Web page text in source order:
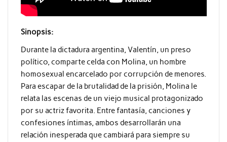
Sinopsis:
Durante la dictadura argentina, Valentín, un preso
político, comparte celda con Molina, un hombre
homosexual encarcelado por corrupción de menores.
Para escapar de la brutalidad de la prisión, Molina le
relata las escenas de un viejo musical protagonizado
por su actriz favorita. Entre fantasía, canciones y
confesiones íntimas, ambos desarrollarán una
relación inesperada que cambiará para siempre su